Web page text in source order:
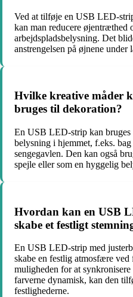
Ved at tilføje en USB LED-
kan man reducere øjentræthed
arbejdspladsbelysning. Det
anstrengelsen på øjnene
Hvilke kreative måder
bruges til dekoration?
En USB LED-strip kan bruges
belysning i hjemmet, f.eks.
sengegavlen. Den kan også
spejle eller som en hyggelig
Hvordan kan en USB
skabe et festligt
En USB LED-strip med
skabe en festlig atmosfære ved
muligheden for at
farverne dynamisk, kan den
festlighederne.